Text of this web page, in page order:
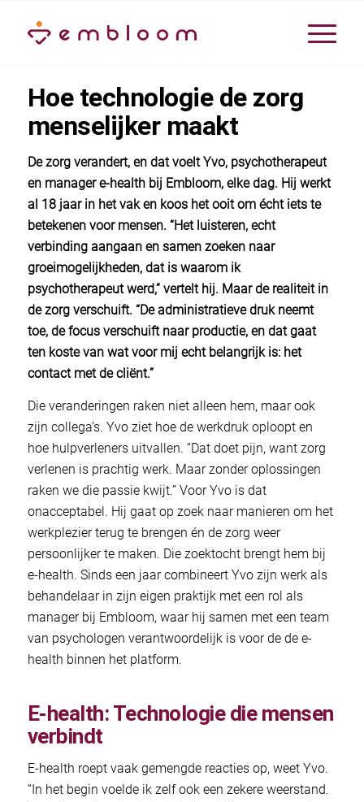
Hoe technologie de zorg
menselijker maakt
De zorg verandert, en dat voelt Yvo, psychotherapeut
en manager e-health bij Embloom, elke dag. Hij werkt
al 18 jaar in het vak en koos het ooit om écht iets te
betekenen voor mensen. “Het luisteren, echt
verbinding aangaan en samen zoeken naar
groeimogelijkheden, dat is waarom ik
psychotherapeut werd,” vertelt hij. Maar de realiteit in
de zorg verschuift. “De administratieve druk neemt
toe, de focus verschuift naar productie, en dat gaat
ten koste van wat voor mij echt belangrijk is: het
contact met de cliënt.”
Die veranderingen raken niet alleen hem, maar ook
zijn collega’s. Yvo ziet hoe de werkdruk oploopt en
hoe hulpverleners uitvallen. “Dat doet pijn, want zorg
verlenen is prachtig werk. Maar zonder oplossingen
raken we die passie kwijt.” Voor Yvo is dat
onacceptabel. Hij gaat op zoek naar manieren om het
werkplezier terug te brengen én de zorg weer
persoonlijker te maken. Die zoektocht brengt hem bij
e-health. Sinds een jaar combineert Yvo zijn werk als
behandelaar in zijn eigen praktijk met een rol als
manager bij Embloom, waar hij samen met een team
van psychologen verantwoordelijk is voor de de e-
health binnen het platform.
E-health: Technologie die mensen
verbindt
E-health roept vaak gemengde reacties op, weet Yvo.
“In het begin voelde ik zelf ook een zekere weerstand.